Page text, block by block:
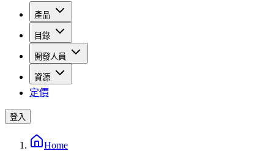
產品
目錄
開發人員
資源
定價
登入
Home